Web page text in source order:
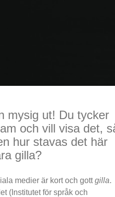
mysig ut! Du tycker
och vill visa det,
hur stavas det här
gilla?
medier är kort och gottgilla.
(Institutet för språk och